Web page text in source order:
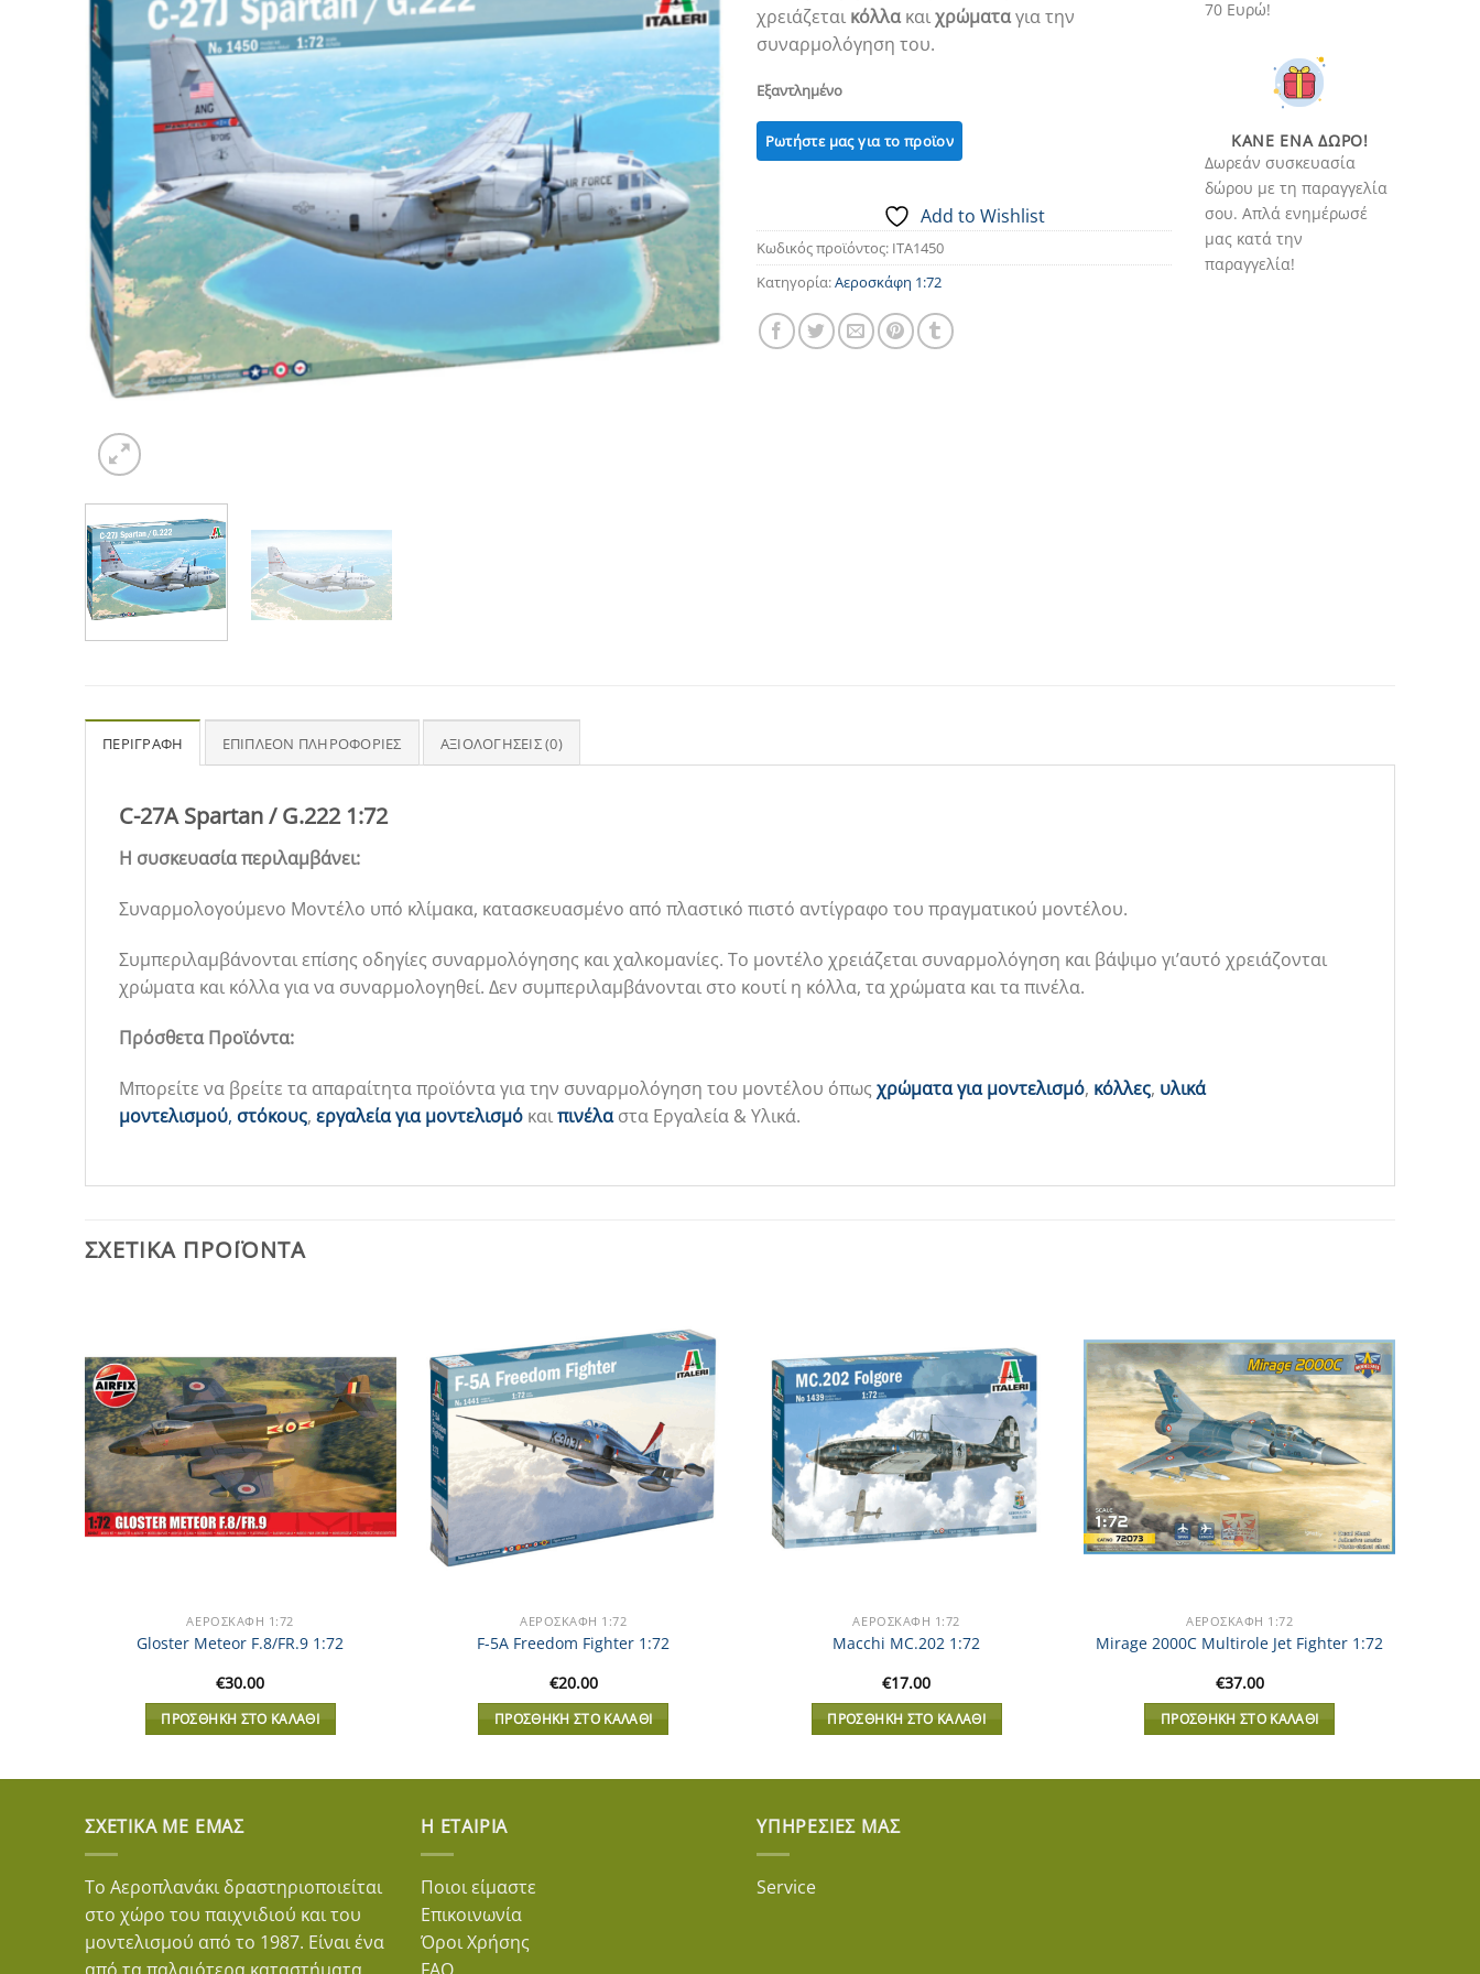
χρειάζεται κόλλακαιχρώματαγια την
συναρμολόγηση του.
Εξαντλημένο
Add to Wishlist
Κωδικός προϊόντος: ITA1450
Κατηγορία:Αεροσκάφη 1:72
70 Ευρώ!
ΚΆΝΕ ΈΝΑ ΔΏΡΟ!
Δωρεάν συσκευασία
δώρου με τη παραγγελία
σου. Απλά ενημέρωσέ
μας κατά την
παραγγελία!
ΠΕΡΙΓΡΑΦΉ ΕΠΙΠΛΈΟΝ ΠΛΗΡΟΦΟΡΊΕΣ ΑΞΙΟΛΟΓΉΣΕΙΣ (0)
C-27A Spartan / G.222 1:72
Η συσκευασία περιλαμβάνει:
Συναρμολογούμενο Μοντέλο υπό κλίμακα, κατασκευασμένο από πλαστικό πιστό αντίγραφο του πραγματικού μοντέλου.
Συμπεριλαμβάνονται επίσης οδηγίες συναρμολόγησης και χαλκομανίες. Το μοντέλο χρειάζεται συναρμολόγηση και βάψιμο γι’αυτό χρειάζονται
χρώματα και κόλλα για να συναρμολογηθεί. Δεν συμπεριλαμβάνονται στο κουτί η κόλλα, τα χρώματα και τα πινέλα.
Πρόσθετα Προϊόντα:
Μπορείτε να βρείτε τα απαραίτητα προϊόντα για την συναρμολόγηση του μοντέλου όπως χρώματα για μοντελισμό, κόλλες, υλικά
μοντελισμού, στόκους, εργαλεία για μοντελισμό καιπινέλαστα Εργαλεία & Υλικά.
ΣΧΕΤΙΚΆ ΠΡΟΪΌΝΤΑ
Wishlist
ΑΕΡΟΣΚΆΦΗ 1:72
Gloster Meteor F.8/FR.9 1:72
€30.00
ΠΡΟΣΘΉΚΗ ΣΤΟ ΚΑΛΆΘΙ
Add to
Wishlist
ΑΕΡΟΣΚΆΦΗ 1:72
F-5A Freedom Fighter 1:72
€20.00
ΠΡΟΣΘΉΚΗ ΣΤΟ ΚΑΛΆΘΙ
Add to
Wishlist
ΑΕΡΟΣΚΆΦΗ 1:72
Macchi MC.202 1:72
€17.00
ΠΡΟΣΘΉΚΗ ΣΤΟ ΚΑΛΆΘΙ
Add to
Wishlist
ΑΕΡΟΣΚΆΦΗ 1:72
Mirage 2000C Multirole Jet Fighter 1:72
€37.00
ΠΡΟΣΘΉΚΗ ΣΤΟ ΚΑΛΆΘΙ
ΣΧΕΤΙΚΆ ΜΕ ΕΜΆΣ
Το Αεροπλανάκι δραστηριοποιείται
στο χώρο του παιχνιδιού και του
μοντελισμού από το 1987. Είναι ένα
από τα παλαιότερα καταστήματα
Η ΕΤΑΙΡΊΑ
Ποιοι είμαστε
Επικοινωνία
Όροι Χρήσης
FAQ
ΥΠΗΡΕΣΊΕΣ ΜΑΣ
Service